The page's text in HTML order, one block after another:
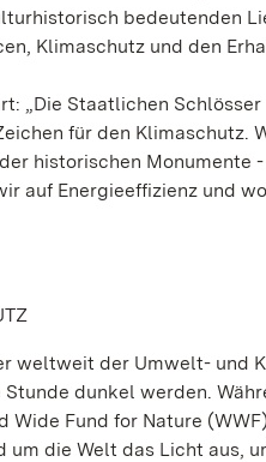
bedeutenden
Klimaschutz und den
„Die Staatlichen
für den Klimaschutz.
historischen
auf Energieeffizienz und
weltweit der Umwelt- und
dunkel werden.
Fund for Nature
die Welt das Licht aus,